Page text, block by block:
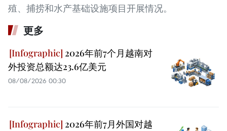
殖、捕捞和水产基础设施项目开展情况。
更多
2026年前7个月越南对
外投资总额达23.6亿美元
08/08/2026 00:30
2026年前7月外国对越